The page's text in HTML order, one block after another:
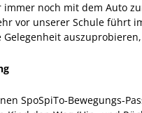
noch mit dem Auto
vor unserer Schule führt
Gelegenheit
SpoSpiTo-Bewegungs-